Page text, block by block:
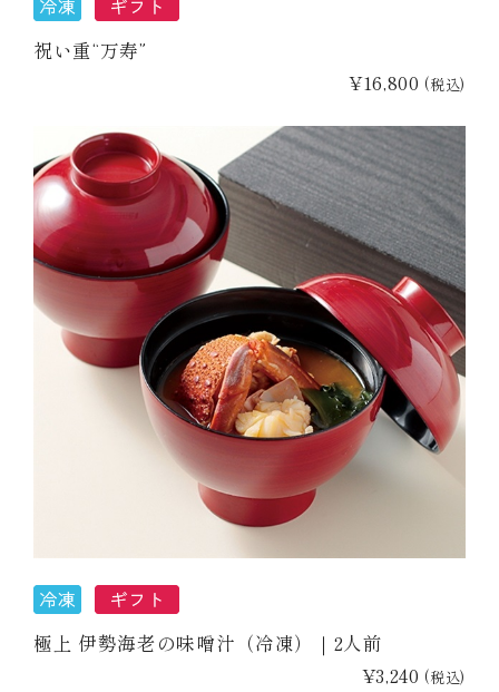
祝い重“万寿”
¥16,800 (税込)
極上 伊勢海老の味噌汁（冷凍）｜2人前
¥3,240 (税込)